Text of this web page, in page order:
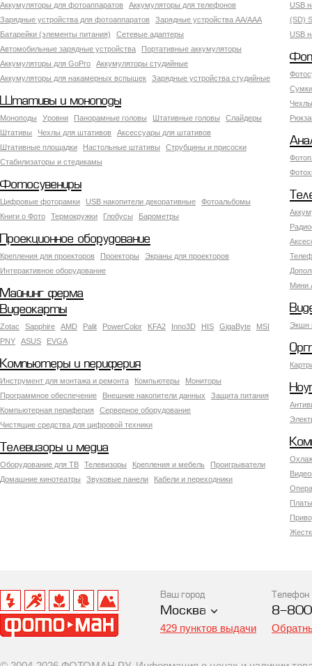
Аккумуляторы для фотоаппаратов
Аккумуляторы для телефонов
Зарядные устройства для фотоаппаратов
Зарядные устройства AA/AAA
Батарейки (элементы питания)
Сетевые адаптеры
Автомобильные зарядные устройства
Портативные аккумуляторы
Аккумуляторы для GoPro
Аккумуляторы студийные
Аккумуляторы для накамерных вспышек
Зарядные устройства студийные
USB
(SD)
USB
Штативы и моноподы
Моноподы Уровни Панорамные головы Штативные головы
Слайдеры
Штативы
Чехлы для штативов
Аксессуары для штативов
Штативные площадки
Настольные штативы
Струбцины и присоски
Стабилизаторы и стедикамы
Фотосувениры
Цифровые фоторамки USB накопители декоративные
Фотоальбомы
Книги о Фото
Термокружки Глобусы Барометры
Мини
Проекционное оборудование
Крепления для проекторов Проекторы
Экраны для проекторов
Интерактивное оборудование
Майнинг ферма
Экшн
Видеокарты
Zotac Sapphire AMD Palit PowerColor KFA2 Inno3D HIS GigaByte
MSI
PNY
ASUS EVGA
Компьютеры и периферия
Инструмент для монтажа и ремонта Компьютеры
Мониторы
Программное обеспечение
Внешние накопители данных
Защита питания
Компьютерная периферия
Серверное оборудование
Чистящие средства для цифровой техники
Телевизоры и медиа
Оборудование для ТВ Телевизоры Крепления и мебель
Проигрыватели
Домашние кинотеатры
Звуковые панели Кабели и переходники
Ваш город
Москва
429 пунктов выдачи
Телефон
8-